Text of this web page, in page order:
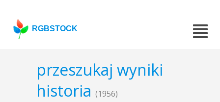
RGBSTOCK
przeszukaj wyniki
historia (1956)